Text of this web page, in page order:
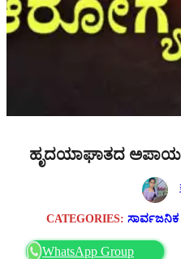
ಹೃದಯಾಘಾತದ
CATEGORIES:
WhatsApp Group